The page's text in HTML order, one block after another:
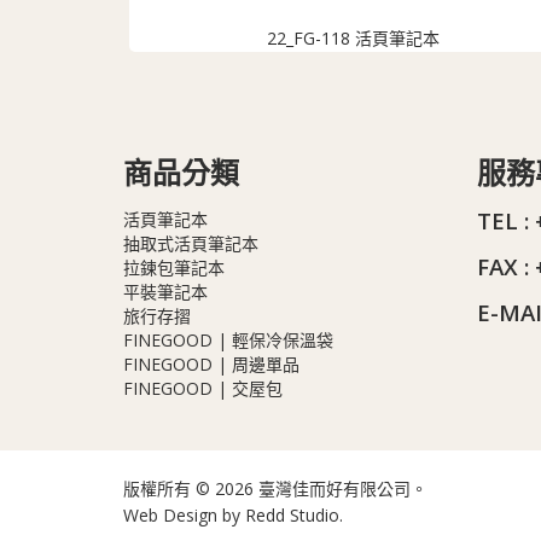
22_FG-118 活頁筆記本
商品分類
活頁筆記本
抽取式活頁筆記本
拉鍊包筆記本
平裝筆記本
旅行存摺
FINEGOOD | 輕保冷保溫袋
FINEGOOD | 周邊單品
FINEGOOD | 交屋包
服
TEL :
FAX
E-
版權所有 © 2026 臺灣佳而好有限公司。
Web Design by Redd Studio.